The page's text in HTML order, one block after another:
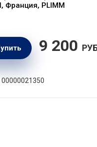
Франция, PLIMM
9 200
00000021350